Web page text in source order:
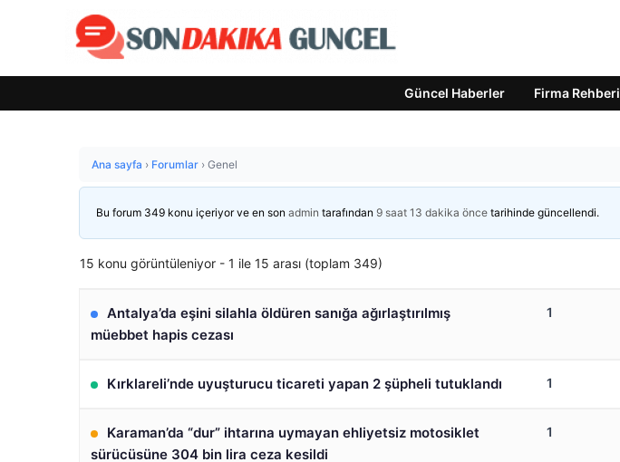
Güncel Haberler Firma Rehberi
Ana sayfa › Forumlar › Genel
Bu forum 349 konu içeriyor ve en son admin tarafından 9 saat 13 dakika önce tarihinde güncellendi.
15 konu görüntüleniyor - 1 ile 15 arası (toplam 349)
Antalya’da eşini silahla öldüren sanığa ağırlaştırılmış
müebbet hapis cezası
1
Kırklareli’nde uyuşturucu ticareti yapan 2 şüpheli tutuklandı 1
Karaman’da “dur” ihtarına uymayan ehliyetsiz motosiklet
sürücüsüne 304 bin lira ceza kesildi
1